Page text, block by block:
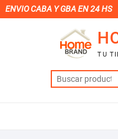
Saltar
al
ENVIO CABA Y GBA EN 24 HS
TU